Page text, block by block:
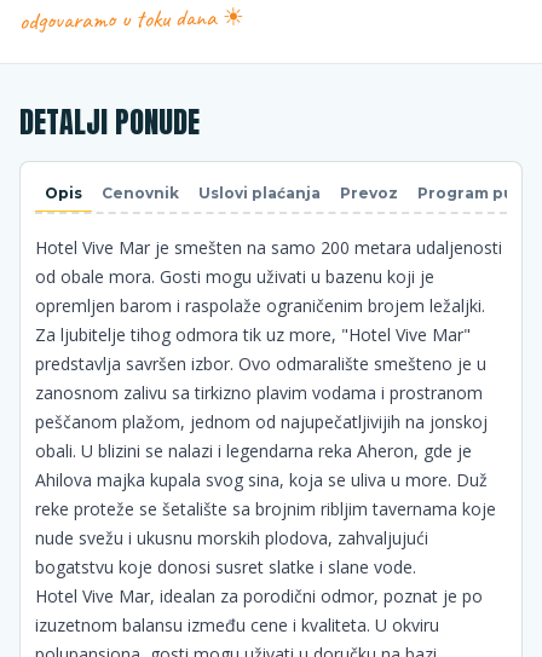
odgovaramo u toku dana ☀
DETALJI PONUDE
Opis Cenovnik Uslovi plaćanja Prevoz Program
Hotel Vive Mar je smešten na samo 200 metara udaljenosti
od obale mora. Gosti mogu uživati u bazenu koji je
opremljen barom i raspolaže ograničenim brojem ležaljki.
Za ljubitelje tihog odmora tik uz more, "Hotel Vive Mar"
predstavlja savršen izbor. Ovo odmaralište smešteno je u
zanosnom zalivu sa tirkizno plavim vodama i prostranom
peščanom plažom, jednom od najupečatljivijih na jonskoj
obali. U blizini se nalazi i legendarna reka Aheron, gde je
Ahilova majka kupala svog sina, koja se uliva u more. Duž
reke proteže se šetalište sa brojnim ribljim tavernama koje
nude svežu i ukusnu morskih plodova, zahvaljujući
bogatstvu koje donosi susret slatke i slane vode.
Hotel Vive Mar, idealan za porodični odmor, poznat je po
izuzetnom balansu između cene i kvaliteta. U okviru